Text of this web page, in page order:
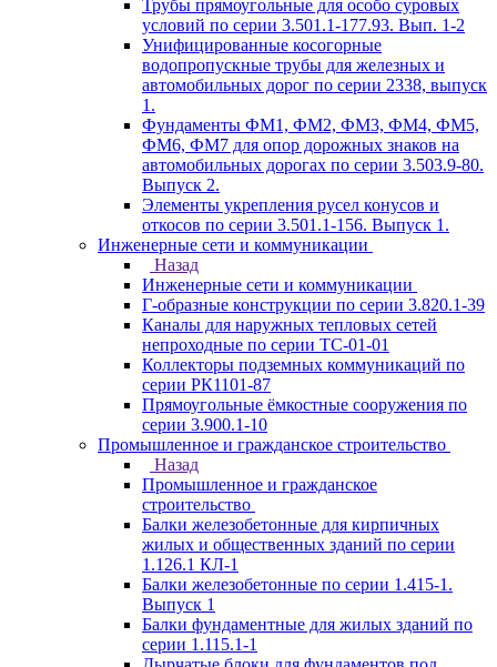
Трубы прямоугольные для особо суровых
условий по серии 3.501.1-177.93. Вып. 1-2
Унифицированные косогорные
водопропускные трубы для железных и
автомобильных дорог по серии 2338, выпуск
1.
Фундаменты ФМ1, ФМ2, ФМ3, ФМ4, ФМ5,
ФМ6, ФМ7 для опор дорожных знаков на
автомобильных дорогах по серии 3.503.9-80.
Выпуск 2.
Элементы укрепления русел конусов и
откосов по серии 3.501.1-156. Выпуск 1.
Инженерные сети и коммуникации
Назад
Инженерные сети и коммуникации
Г-образные конструкции по серии 3.820.1-39
Каналы для наружных тепловых сетей
непроходные по серии ТС-01-01
Коллекторы подземных коммуникаций по
серии РК1101-87
Прямоугольные ёмкостные сооружения по
серии 3.900.1-10
Промышленное и гражданское строительство
Назад
Промышленное и гражданское
строительство
Балки железобетонные для кирпичных
жилых и общественных зданий по серии
1.126.1 КЛ-1
Балки железобетонные по серии 1.415-1.
Выпуск 1
Балки фундаментные для жилых зданий по
серии 1.115.1-1